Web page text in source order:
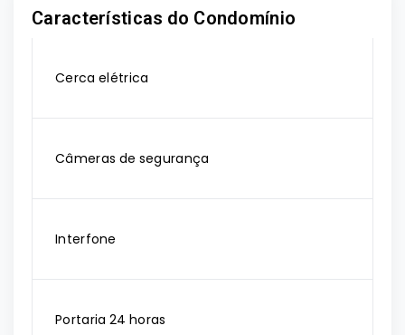
Características do Condomínio
Cerca elétrica
Câmeras de segurança
Interfone
Portaria 24 horas